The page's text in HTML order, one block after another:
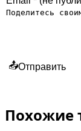
📤Отправить
Похожие